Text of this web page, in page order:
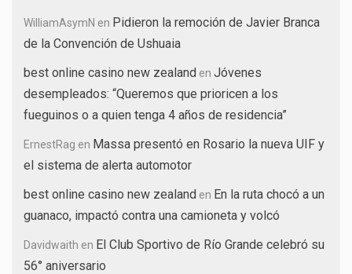
WilliamAsymN en Pidieron la remoción de Javier Branca
de la Convención de Ushuaia
best online casino new zealand en Jóvenes
desempleados: “Queremos que prioricen a los
fueguinos o a quien tenga 4 años de residencia”
ErnestRag en Massa presentó en Rosario la nueva UIF y
el sistema de alerta automotor
best online casino new zealand en En la ruta chocó a un
guanaco, impactó contra una camioneta y volcó
Davidwaith en El Club Sportivo de Río Grande celebró su
56° aniversario